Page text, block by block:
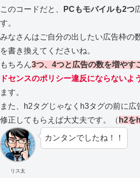
このコードだと、
PCもモバイルも2つ
す。
みなさんはご自分の出したい広告枠の
を書き換えてくださいね。
もちろん3つ、4つと広告の数を増やす
ドセンスのポリシー違反にならないよ
ます。
また、h2タグじゃなくh3タグの前に広
修正してもらえば大丈夫です。（ h2を
リス太
カンタンでしたね！！